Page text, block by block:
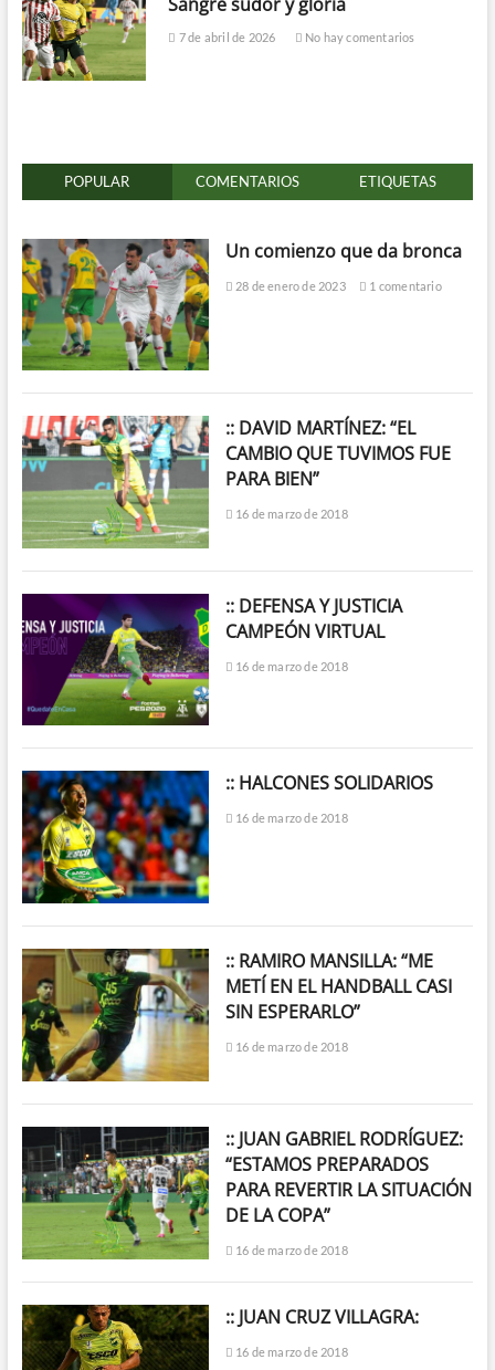
7 de abril de 2026 No hay comentarios
POPULAR COMENTARIOS ETIQUETAS
Un comienzo que da bronca
28 de enero de 2023 1 comentario
:: DAVID MARTÍNEZ: “EL
CAMBIO QUE TUVIMOS FUE
PARA BIEN”
16 de marzo de 2018
:: DEFENSA Y JUSTICIA
CAMPEÓN VIRTUAL
16 de marzo de 2018
:: HALCONES SOLIDARIOS
16 de marzo de 2018
:: RAMIRO MANSILLA: “ME
METÍ EN EL HANDBALL CASI
SIN ESPERARLO”
16 de marzo de 2018
:: JUAN GABRIEL RODRÍGUEZ:
“ESTAMOS PREPARADOS
PARA REVERTIR LA SITUACIÓN
DE LA COPA”
16 de marzo de 2018
:: JUAN CRUZ VILLAGRA:
16 de marzo de 2018